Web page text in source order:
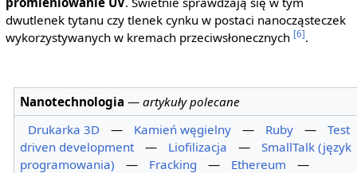
dwutlenek tytanu czy tlenek cynku w postaci nanocząsteczek
wykorzystywanych w kremach przeciwsłonecznych [6].
Nanotechnologia —artykuły polecane
Drukarka 3D
— Kamień węgielny — Ruby —
Test
driven development
— Liofilizacja —
SmallTalk (język
programowania)
— Fracking — Ethereum
—